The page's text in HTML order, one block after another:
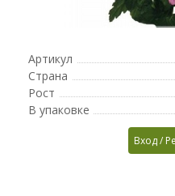
Артикул
Страна
Рост
В упаковке
Вход /